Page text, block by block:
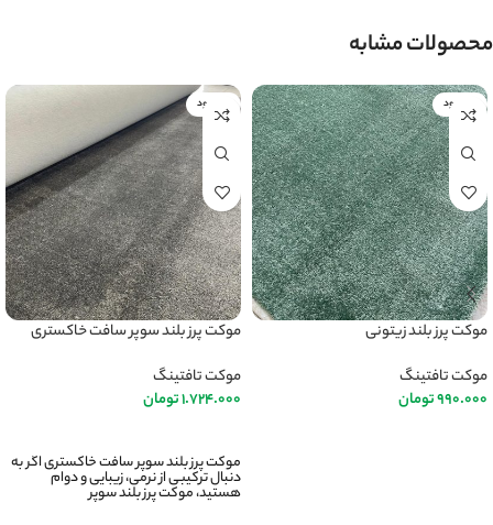
محصولات مشابه
ناموجود
موکت پرز بلند زیتونی
موکت تافتینگ
990.000تومان
ناموجود
موکت پرز بلند سوپر سافت خاکستری
موکت تافتینگ
1.724.000تومان
موکت پرز بلند سوپر سافت خاکستری اگر به
دنبال ترکیبی از نرمی، زیبایی و دوام
هستید، موکت پرز بلند سوپر